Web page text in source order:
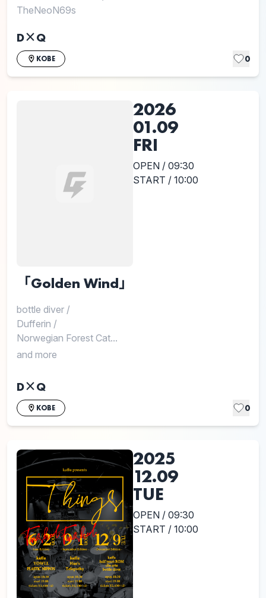
TheNeoN69s
D×Q
KOBE 0
2026
01.09
FRI
OPEN / 09:30
START / 10:00
「Golden Wind」
bottle diver /
Dufferin /
Norwegian Forest Cat...
and more
D×Q
KOBE 0
2025
12.09
TUE
OPEN / 09:30
START / 10:00